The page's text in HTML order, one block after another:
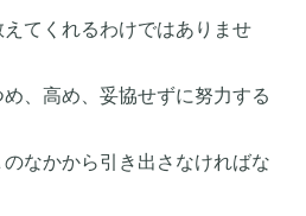
てくれるわけではありませ
、高め、妥協せずに努力する
なかから引き出さなければな